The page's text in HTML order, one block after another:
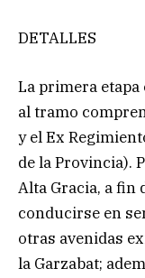
DETALLES
La primera
al tramo
y el Ex
de la Provincia).
Alta Gracia, a fin
conducirse en
otras avenidas
la Garzabat;